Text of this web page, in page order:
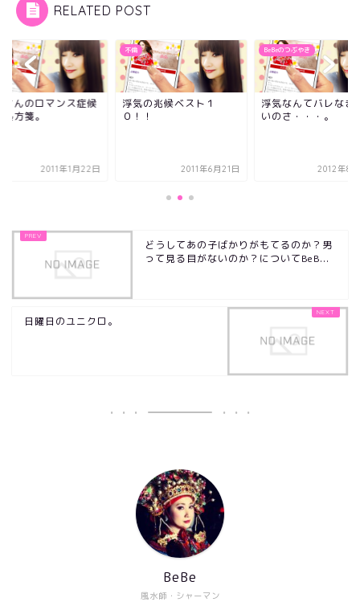
RELATED POST
さんのロマンス症候
方箋。
2011年1月22日
不倫
浮気の兆候ベスト１
０！！
2011年6月21日
BeBeのつぶやき
浮気なんてバレなき
いのさ・・・。
2012年8
どうしてあの子ばかりがもてるのか？男
って見る目がないのか？についてBeB...
日曜日のユニクロ。
風水師・シャーマン
BeBe